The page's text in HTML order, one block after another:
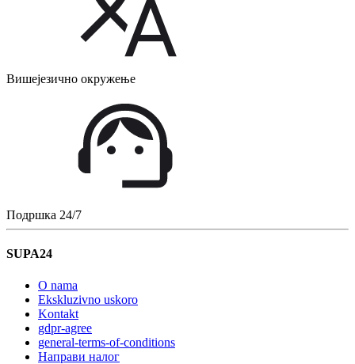
Вишејезично окружење
Подршка 24/7
SUPA24
O nama
Ekskluzivno uskoro
Kontakt
gdpr-agree
general-terms-of-conditions
Направи налог